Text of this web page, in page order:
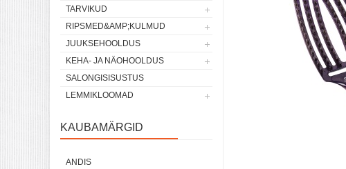
TARVIKUD
RIPSMED&AMP;KULMUD
JUUKSEHOOLDUS
KEHA- JA NÄOHOOLDUS
SALONGISISUSTUS
LEMMIKLOOMAD
KAUBAMÄRGID
ANDIS